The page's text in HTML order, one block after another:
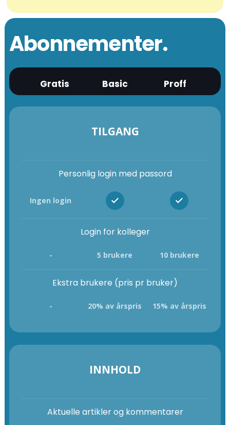
Abonnementer.
Gratis Basic Proff
TILGANG
Personlig login med passord
Ingen login
Login for kolleger
- 5 brukere 10 brukere
Ekstra brukere (pris pr bruker)
- 20% av årspris 15% av årspris
INNHOLD
Aktuelle artikler og kommentarer